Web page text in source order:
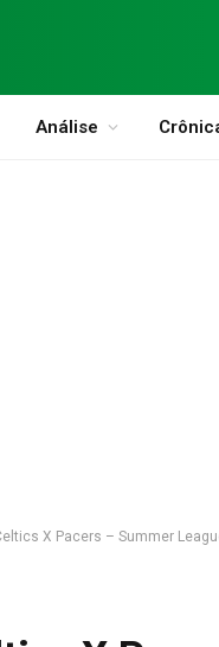
Análise
X Pacers – Summer